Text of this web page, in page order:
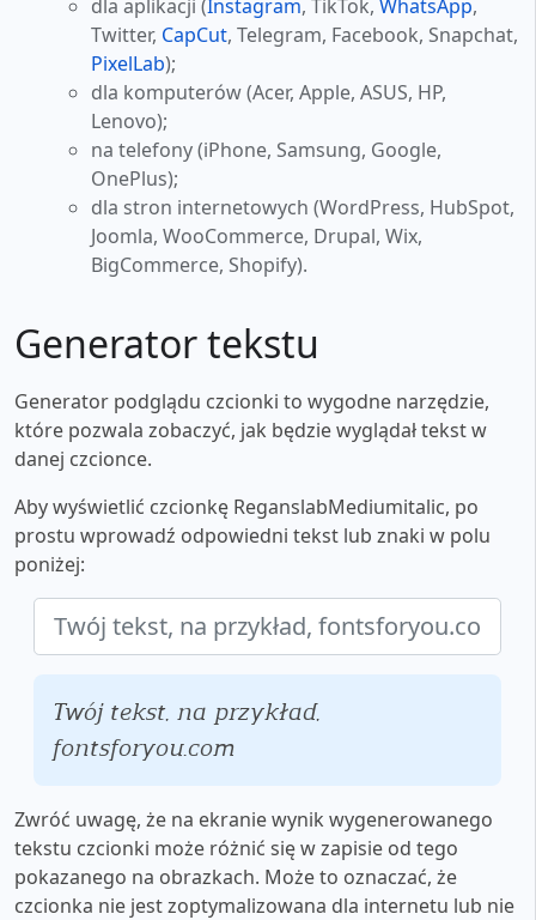
dla aplikacji (Instagram, TikTok, WhatsApp,
Twitter, CapCut, Telegram, Facebook, Snapchat,
PixelLab);
dla komputerów (Acer, Apple, ASUS, HP,
Lenovo);
na telefony (iPhone, Samsung, Google,
OnePlus);
dla stron internetowych (WordPress, HubSpot,
Joomla, WooCommerce, Drupal, Wix,
BigCommerce, Shopify).
Generator tekstu
Generator podglądu czcionki to wygodne narzędzie,
które pozwala zobaczyć, jak będzie wyglądał tekst w
danej czcionce.
Aby wyświetlić czcionkę ReganslabMediumitalic, po
prostu wprowadź odpowiedni tekst lub znaki w polu
poniżej:
Twój tekst, na przykład,
fontsforyou.com
Zwróć uwagę, że na ekranie wynik wygenerowanego
tekstu czcionki może różnić się w zapisie od tego
pokazanego na obrazkach. Może to oznaczać, że
czcionka nie jest zoptymalizowana dla internetu lub nie